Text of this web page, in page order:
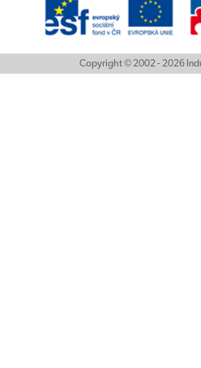
Copyright © 2002 - 2026